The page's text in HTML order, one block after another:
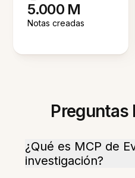
5.000 M
Notas creadas
Preguntas
¿Qué es MCP de
investigación?